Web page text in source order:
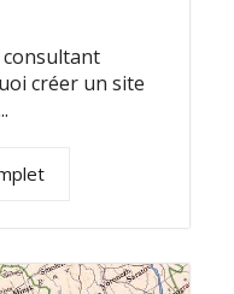
créer un site